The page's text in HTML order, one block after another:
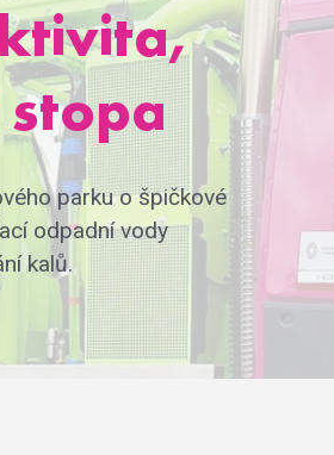
parku o špičkové
odpadní vody
kalů.